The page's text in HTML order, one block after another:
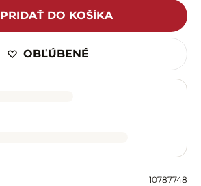
PRIDAŤ DO KOŠÍKA
OBĽÚBENÉ
10787748